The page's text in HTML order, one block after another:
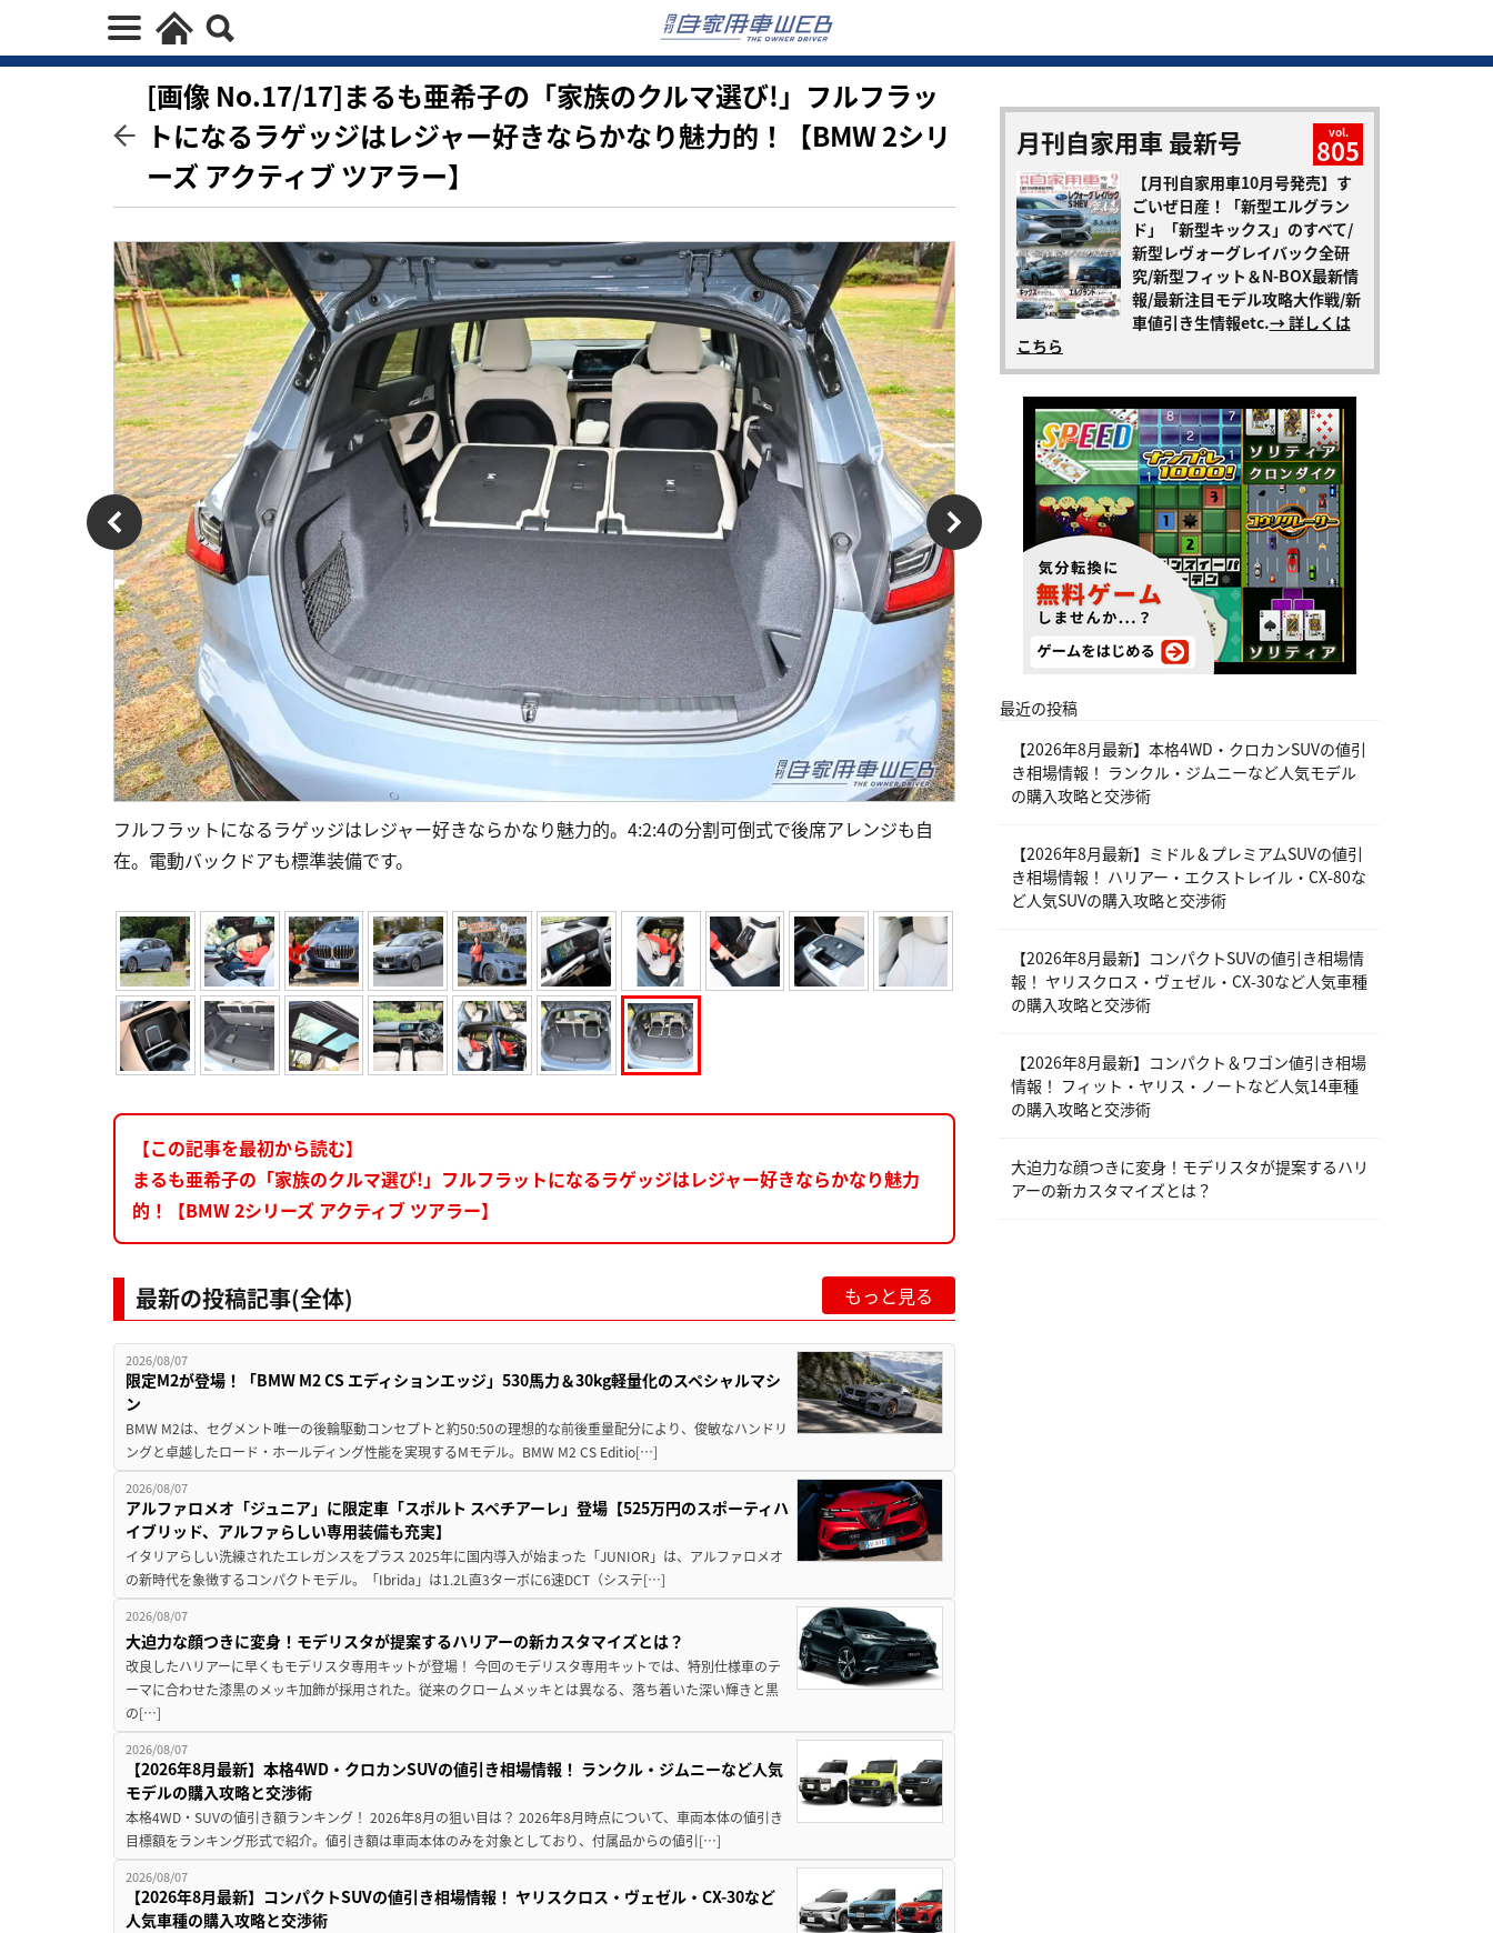
[画像 No.17/17]まるも亜希子の「家族のクルマ選び!」フルフラッ
トになるラゲッジはレジャー好きならかなり魅力的！【BMW 2シリ
ーズ アクティブ ツアラー】
フルフラットになるラゲッジはレジャー好きならかなり魅力的。4:2:4の分割可倒式で後席アレンジも自
在。電動バックドアも標準装備です。
【この記事を最初から読む】
まるも亜希子の「家族のクルマ選び!」フルフラットになるラゲッジはレジャー好きならかなり魅力
的！【BMW 2シリーズ アクティブ ツアラー】
最新の投稿記事(全体) もっと見る
2026/08/07
限定M2が登場！「BMW M2 CS エディションエッジ」530馬力＆30kg軽量化のスペシャルマシ
ン
BMW M2は、セグメント唯一の後輪駆動コンセプトと約50:50の理想的な前後重量配分により、俊敏なハンドリ
ングと卓越したロード・ホールディング性能を実現するMモデル。BMW M2 CS Editio[…]
2026/08/07
アルファロメオ「ジュニア」に限定車「スポルト スペチアーレ」登場【525万円のスポーティハ
イブリッド、アルファらしい専用装備も充実】
イタリアらしい洗練されたエレガンスをプラス 2025年に国内導入が始まった「JUNIOR」は、アルファロメオ
の新時代を象徴するコンパクトモデル。「Ibrida」は1.2L直3ターボに6速DCT（システ[…]
2026/08/07
大迫力な顔つきに変身！モデリスタが提案するハリアーの新カスタマイズとは？
改良したハリアーに早くもモデリスタ専用キットが登場！ 今回のモデリスタ専用キットでは、特別仕様車のテ
ーマに合わせた漆黒のメッキ加飾が採用された。従来のクロームメッキとは異なる、落ち着いた深い輝きと黒
の[…]
2026/08/07
【2026年8月最新】本格4WD・クロカンSUVの値引き相場情報！ ランクル・ジムニーなど人気
モデルの購入攻略と交渉術
本格4WD・SUVの値引き額ランキング！ 2026年8月の狙い目は？ 2026年8月時点について、車両本体の値引き
目標額をランキング形式で紹介。値引き額は車両本体のみを対象としており、付属品からの値引[…]
2026/08/07
【2026年8月最新】コンパクトSUVの値引き相場情報！ ヤリスクロス・ヴェゼル・CX-30など
人気車種の購入攻略と交渉術
月刊自家用車 最新号 vol.
805
【月刊自家用車10月号発売】す
ごいぜ日産！「新型エルグラン
ド」「新型キックス」のすべて/
新型レヴォーグレイバック全研
究/新型フィット＆N-BOX最新情
報/最新注目モデル攻略大作戦/新
車値引き生情報etc.→ 詳しくは
こちら
最近の投稿
【2026年8月最新】本格4WD・クロカンSUVの値引
き相場情報！ ランクル・ジムニーなど人気モデル
の購入攻略と交渉術
【2026年8月最新】ミドル＆プレミアムSUVの値引
き相場情報！ ハリアー・エクストレイル・CX-80な
ど人気SUVの購入攻略と交渉術
【2026年8月最新】コンパクトSUVの値引き相場情
報！ ヤリスクロス・ヴェゼル・CX-30など人気車種
の購入攻略と交渉術
【2026年8月最新】コンパクト＆ワゴン値引き相場
情報！ フィット・ヤリス・ノートなど人気14車種
の購入攻略と交渉術
大迫力な顔つきに変身！モデリスタが提案するハリ
アーの新カスタマイズとは？